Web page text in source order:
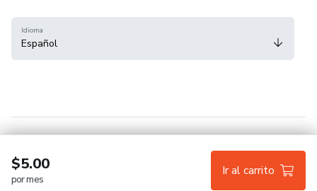
$5.00
por mes
Ir al carrito
Idioma
Español